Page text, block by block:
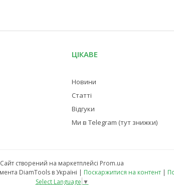
ЦІКАВЕ
Новини
Статті
Відгуки
Ми в Telegram (тут знижки)
Сайт створений на маркетплейсі Prom.ua
Магазин професійного алмазного інструмента DiamTools в Україні | Поскаржитися на контент |
Select Language ▼